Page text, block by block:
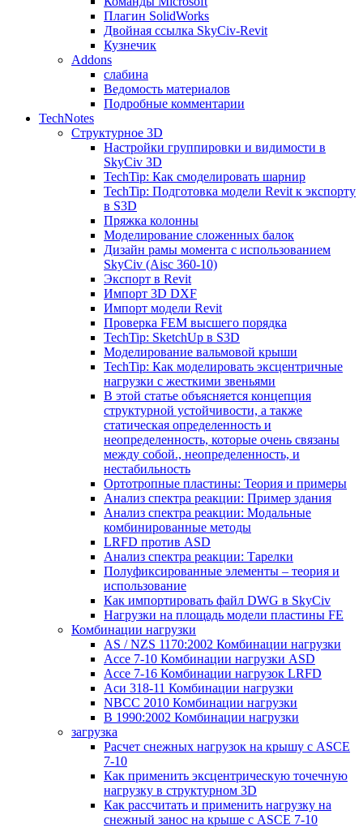
Плагин SolidWorks
Двойная ссылка SkyCiv-Revit
Кузнечик
Addons
слабина
Ведомость материалов
Подробные комментарии
TechNotes
Структурное 3D
Настройки группировки и видимости в
SkyCiv 3D
TechTip: Как смоделировать шарнир
TechTip: Подготовка модели Revit к экспорту
в S3D
Пряжка колонны
Моделирование сложенных балок
Дизайн рамы момента с использованием
SkyCiv (Aisc 360-10)
Экспорт в Revit
Импорт 3D DXF
Импорт модели Revit
Проверка FEM высшего порядка
TechTip: SketchUp в S3D
Моделирование вальмовой крыши
TechTip: Как моделировать эксцентричные
нагрузки с жесткими звеньями
В этой статье объясняется концепция
структурной устойчивости, а также
статическая определенность и
неопределенность, которые очень связаны
между собой., неопределенность, и
нестабильность
Ортотропные пластины: Теория и примеры
Анализ спектра реакции: Пример здания
Анализ спектра реакции: Модальные
комбинированные методы
LRFD против ASD
Анализ спектра реакции: Тарелки
Полуфиксированные элементы – теория и
использование
Как импортировать файл DWG в SkyCiv
Нагрузки на площадь модели пластины FE
Комбинации нагрузки
AS / NZS 1170:2002 Комбинации нагрузки
Ассе 7-10 Комбинации нагрузки ASD
Ассе 7-16 Комбинации нагрузок LRFD
Аси 318-11 Комбинации нагрузки
NBCC 2010 Комбинации нагрузки
В 1990:2002 Комбинации нагрузки
загрузка
Расчет снежных нагрузок на крышу с ASCE
7-10
Как применить эксцентрическую точечную
нагрузку в структурном 3D
Как рассчитать и применить нагрузку на
снежный занос на крыше с ASCE 7-10